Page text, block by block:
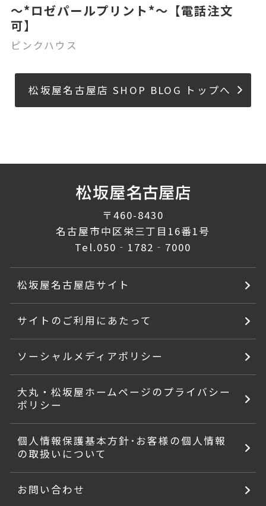
〜*ロゼパールプリント*〜【電話注文
可】
ピンクハウス
松坂屋名古屋店 SHOP BLOG トップへ
〒460-8430
名古屋市中区栄三丁目16番1号
Tel.050‐1782‐7000
松坂屋名古屋店サイト
サイトのご利用にあたって
ソーシャルメディアポリシー
大丸・松坂屋ホームページのプライバシー
ポリシー
個人情報保護基本方針･お客様の個人情報
の取扱いについて
お問い合わせ